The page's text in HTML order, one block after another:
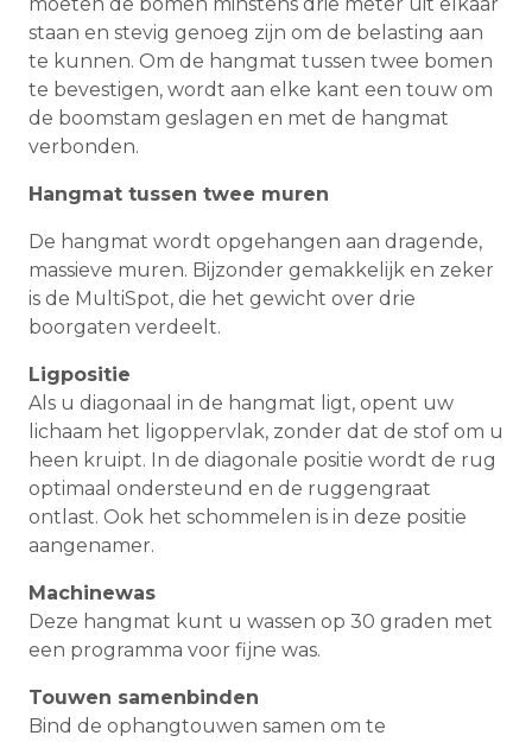
staan en stevig genoeg zijn om de belasting aan
te kunnen. Om de hangmat tussen twee bomen
te bevestigen, wordt aan elke kant een touw om
de boomstam geslagen en met de hangmat
verbonden.
Hangmat tussen twee muren
De hangmat wordt opgehangen aan dragende,
massieve muren. Bijzonder gemakkelijk en zeker
is de MultiSpot, die het gewicht over drie
boorgaten verdeelt.
Ligpositie
Als u diagonaal in de hangmat ligt, opent uw
lichaam het ligoppervlak, zonder dat de stof om u
heen kruipt. In de diagonale positie wordt de rug
optimaal ondersteund en de ruggengraat
ontlast. Ook het schommelen is in deze positie
aangenamer.
Machinewas
Deze hangmat kunt u wassen op 30 graden met
een programma voor fijne was.
Touwen samenbinden
Bind de ophangtouwen samen om te